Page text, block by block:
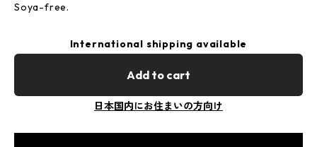
Soya-free.
International shipping available
Add to cart
日本国内にお住まいの方向け